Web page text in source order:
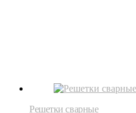
Решетки сварные